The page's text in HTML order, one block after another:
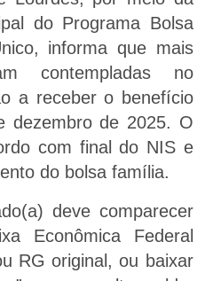
do Programa Bolsa
informa que mais
contempladas no
a receber o benefício
dezembro de 2025. O
com final do NIS e
do bolsa família.
deve comparecer
Econômica Federal
RG original, ou baixar